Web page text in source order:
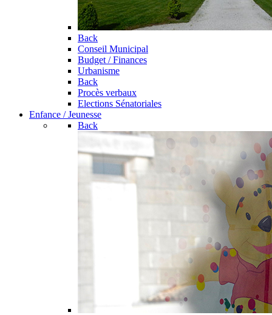
Back
Conseil Municipal
Budget / Finances
Urbanisme
Back
Procès verbaux
Elections Sénatoriales
Enfance / Jeunesse
Back